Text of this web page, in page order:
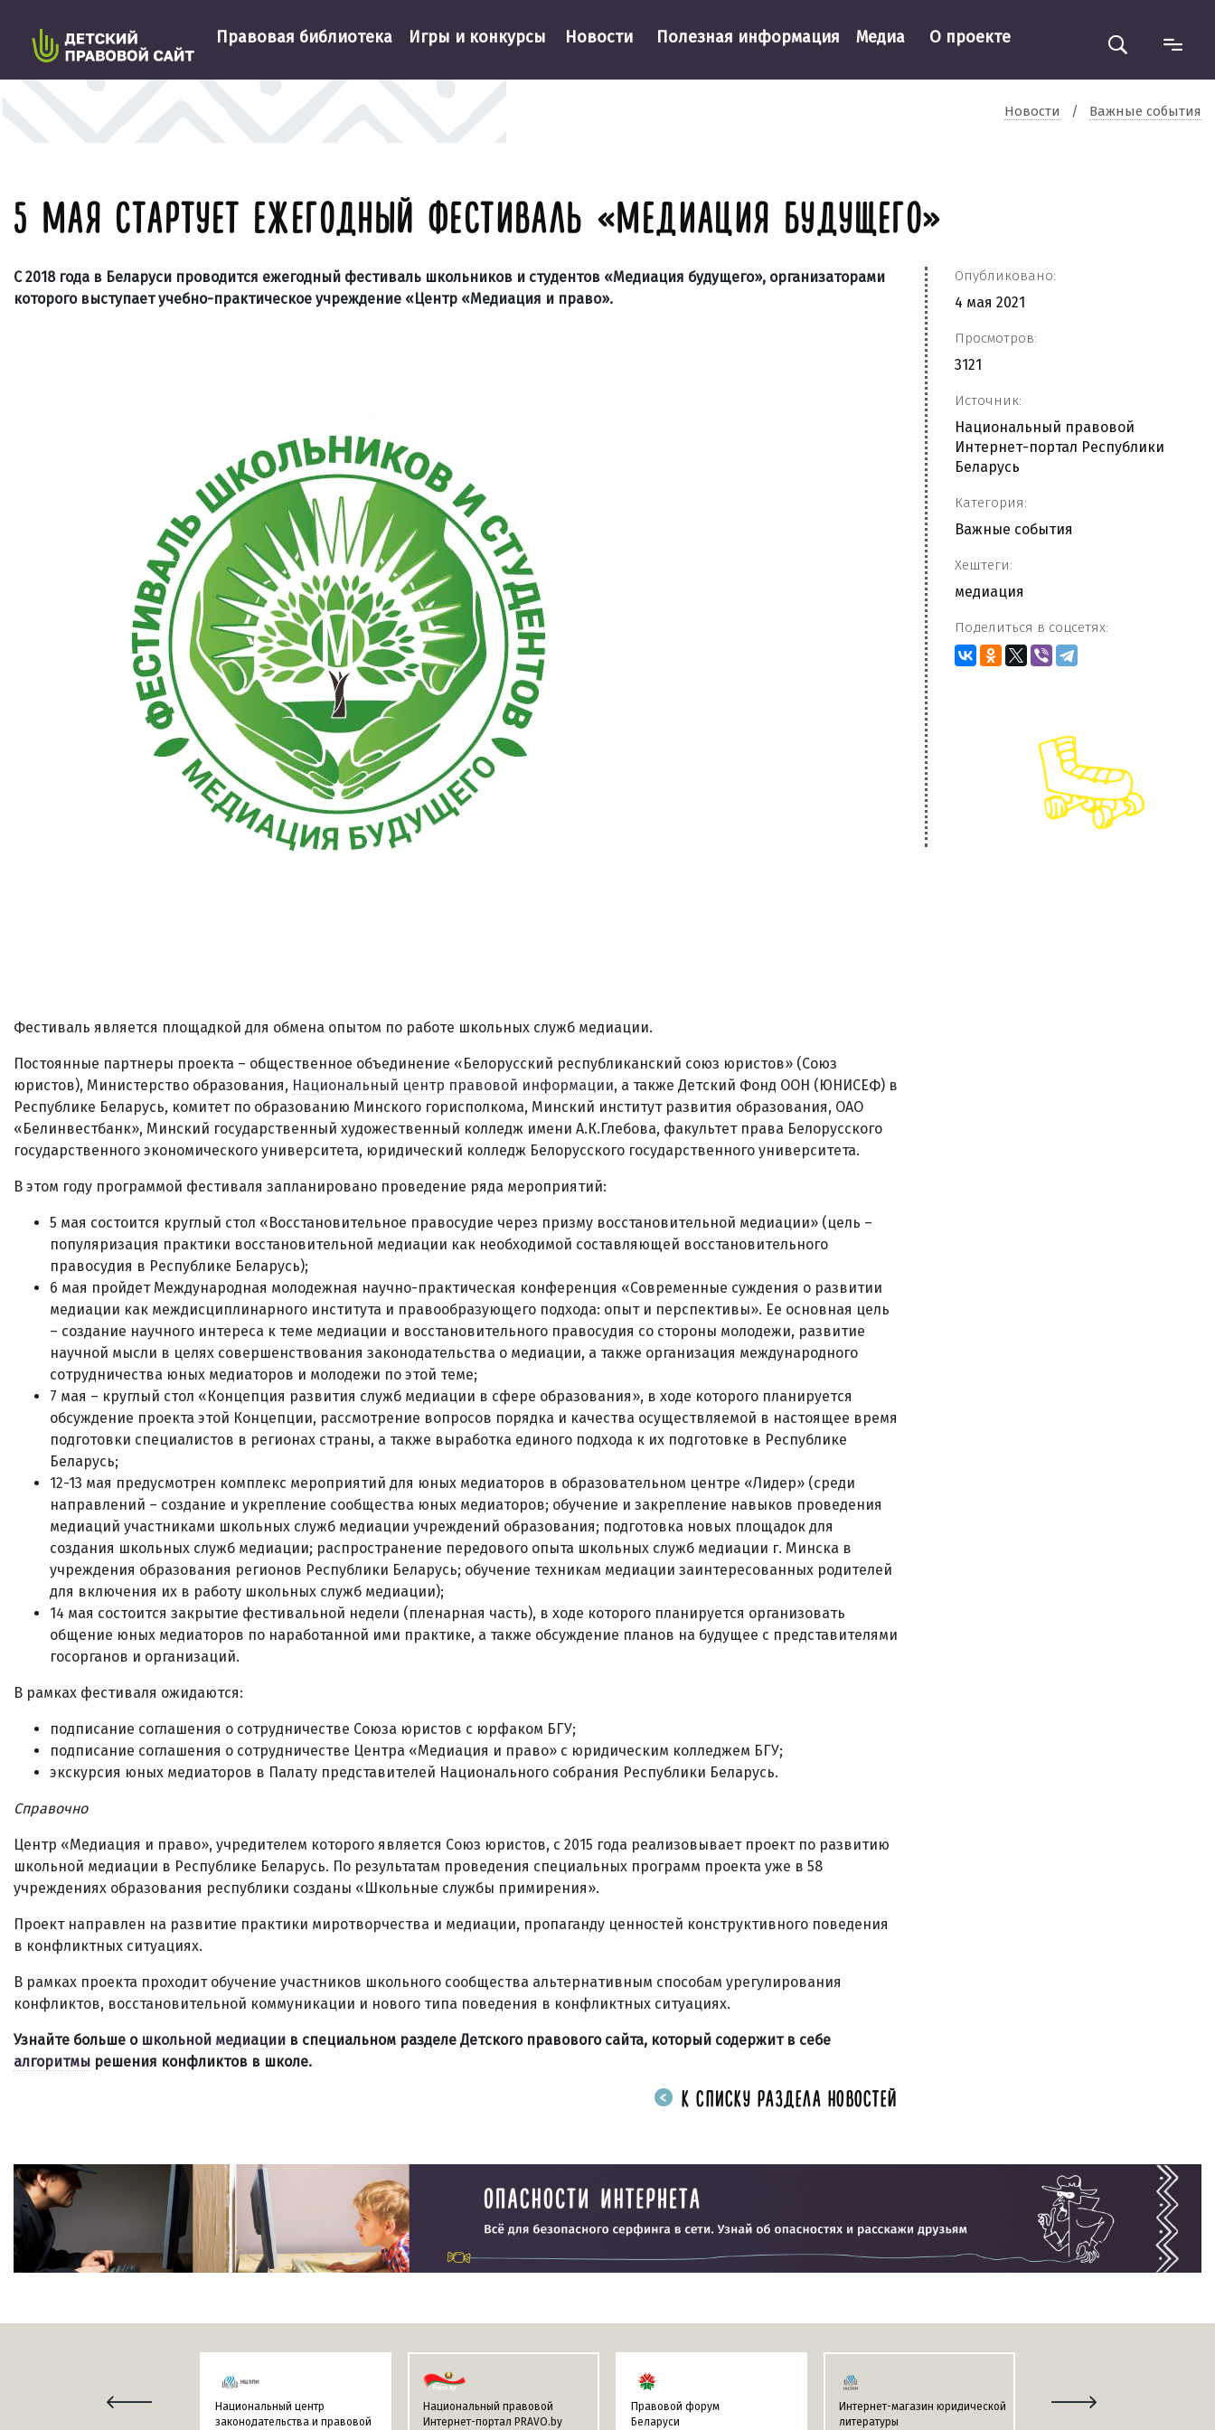
Правовая библиотека Игры и конкурсы Новости Полезная информация Медиа О проекте
Новости / Важные события
5 МАЯ СТАРТУЕТ ЕЖЕГОДНЫЙ ФЕСТИВАЛЬ «МЕДИАЦИЯ БУДУЩЕГО»
С 2018 года в Беларуси проводится ежегодный фестиваль школьников и студентов «Медиация будущего», организаторами
которого выступает учебно-практическое учреждение «Центр «Медиация и право».
Фестиваль является площадкой для обмена опытом по работе школьных служб медиации.
Постоянные партнеры проекта – общественное объединение «Белорусский республиканский союз юристов» (Союз
юристов), Министерство образования, Национальный центр правовой информации, а также Детский Фонд ООН (ЮНИСЕФ) в
Республике Беларусь, комитет по образованию Минского горисполкома, Минский институт развития образования, ОАО
«Белинвестбанк», Минский государственный художественный колледж имени А.К.Глебова, факультет права Белорусского
государственного экономического университета, юридический колледж Белорусского государственного университета.
В этом году программой фестиваля запланировано проведение ряда мероприятий:
5 мая состоится круглый стол «Восстановительное правосудие через призму восстановительной медиации» (цель –
популяризация практики восстановительной медиации как необходимой составляющей восстановительного
правосудия в Республике Беларусь);
6 мая пройдет Международная молодежная научно-практическая конференция «Современные суждения о развитии
медиации как междисциплинарного института и правообразующего подхода: опыт и перспективы». Ее основная цель
– создание научного интереса к теме медиации и восстановительного правосудия со стороны молодежи, развитие
научной мысли в целях совершенствования законодательства о медиации, а также организация международного
сотрудничества юных медиаторов и молодежи по этой теме;
7 мая – круглый стол «Концепция развития служб медиации в сфере образования», в ходе которого планируется
обсуждение проекта этой Концепции, рассмотрение вопросов порядка и качества осуществляемой в настоящее время
подготовки специалистов в регионах страны, а также выработка единого подхода к их подготовке в Республике
Беларусь;
12-13 мая предусмотрен комплекс мероприятий для юных медиаторов в образовательном центре «Лидер» (среди
направлений – создание и укрепление сообщества юных медиаторов; обучение и закрепление навыков проведения
медиаций участниками школьных служб медиации учреждений образования; подготовка новых площадок для
создания школьных служб медиации; распространение передового опыта школьных служб медиации г. Минска в
учреждения образования регионов Республики Беларусь; обучение техникам медиации заинтересованных родителей
для включения их в работу школьных служб медиации);
14 мая состоится закрытие фестивальной недели (пленарная часть), в ходе которого планируется организовать
общение юных медиаторов по наработанной ими практике, а также обсуждение планов на будущее с представителями
госорганов и организаций.
В рамках фестиваля ожидаются:
подписание соглашения о сотрудничестве Союза юристов с юрфаком БГУ;
подписание соглашения о сотрудничестве Центра «Медиация и право» с юридическим колледжем БГУ;
экскурсия юных медиаторов в Палату представителей Национального собрания Республики Беларусь.
Справочно
Центр «Медиация и право», учредителем которого является Союз юристов, с 2015 года реализовывает проект по развитию
школьной медиации в Республике Беларусь. По результатам проведения специальных программ проекта уже в 58
учреждениях образования республики созданы «Школьные службы примирения».
Проект направлен на развитие практики миротворчества и медиации, пропаганду ценностей конструктивного поведения
в конфликтных ситуациях.
В рамках проекта проходит обучение участников школьного сообщества альтернативным способам урегулирования
конфликтов, восстановительной коммуникации и нового типа поведения в конфликтных ситуациях.
Узнайте больше о школьной медиации в специальном разделе Детского правового сайта, который содержит в себе
алгоритмы решения конфликтов в школе.
Опубликовано:
4 мая 2021
Просмотров:
3121
Источник:
Национальный правовой
Интернет-портал Республики
Беларусь
Категория:
Важные события
Хештеги:
медиация
Поделиться в соцсетях:
К СПИСКУ РАЗДЕЛА НОВОСТЕЙ
Национальный центр
законодательства и правовой
Национальный правовой
Интернет-портал PRAVO.by
Правовой форум
Беларуси
Интернет-магазин юридической
литературы
Информационно-поисковая